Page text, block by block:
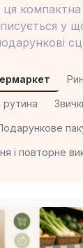
у
і повторне